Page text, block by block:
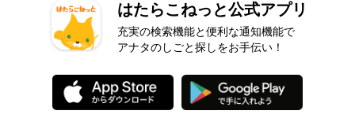
はたらこねっと公式アプリ
充実の検索機能と便利な通知機能で
アナタのしごと探しをお手伝い！